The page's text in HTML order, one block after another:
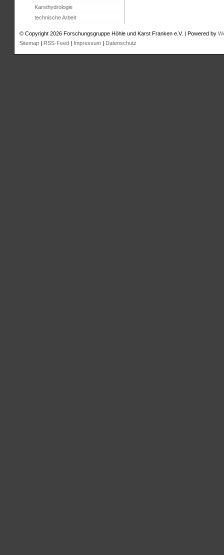
Karsthydrologie
technische Arbeit
© Copyright 2026 Forschungsgruppe Höhle und Karst Franken e.V. | Powered by
Sitemap | RSS-Feed | Impressum | Datenschutz